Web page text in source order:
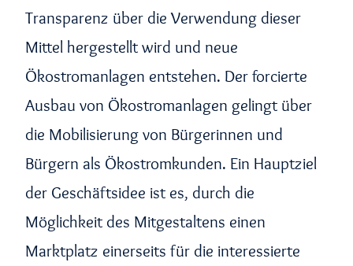
Transparenz über die Verwendung dieser
Mittel hergestellt wird und neue
Ökostromanlagen entstehen. Der forcierte
Ausbau von Ökostromanlagen gelingt über
die Mobilisierung von Bürgerinnen und
Bürgern als Ökostromkunden. Ein Hauptziel
der Geschäftsidee ist es, durch die
Möglichkeit des Mitgestaltens einen
Marktplatz einerseits für die interessierte